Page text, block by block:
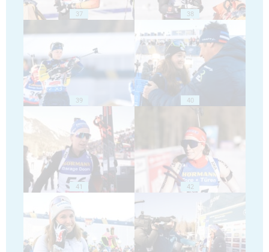
37 38
39 40
41 42